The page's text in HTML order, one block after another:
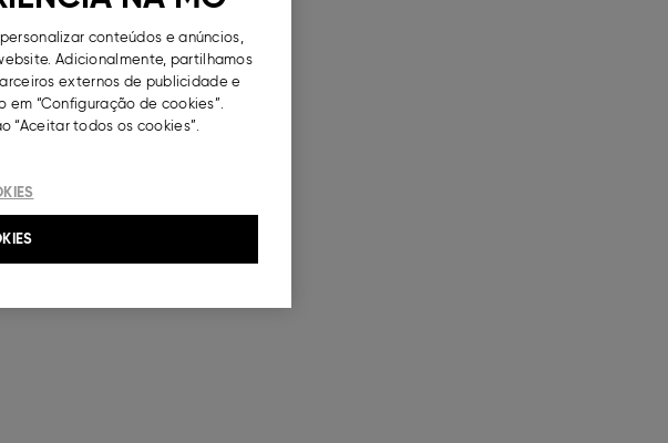
conteúdos e anúncios,
Adicionalmente, partilhamos
externos de publicidade e
em “Configuração de cookies”.
“Aceitar todos os cookies”.